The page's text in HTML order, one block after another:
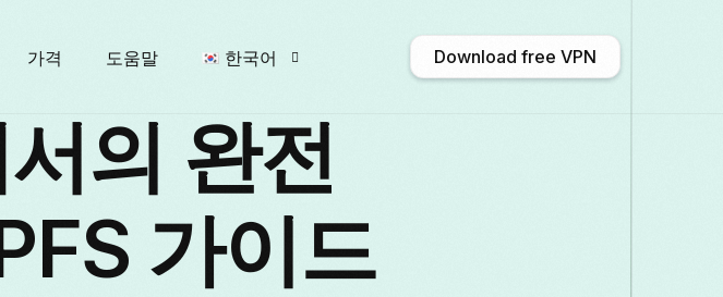
가격 도움말 한국어
English
Български
Download free VPN
의 완전
가이드